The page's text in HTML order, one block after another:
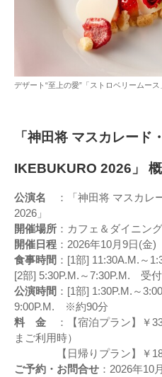
デザート“至上の愛”「ストロベリームース
「神田将 マスカレード
IKEBUKURO 2026」
公演名
：「神田将 マスカレ
2026」
開催場所 ：カフェ＆ダイニン
開催日程 ：2026年10月9日(金)
食事時間 ：[1部] 11:30A.M.～
[2部] 5:30P.M.～7:30P.M. 受
公演時間 ：[1部] 1:30P.M.～
9:00P.M. ※約90分
料 金
：【宿泊プラン】￥
まご利用時）
【日帰りプラン】￥
ご予約・お問合せ ：2026年10